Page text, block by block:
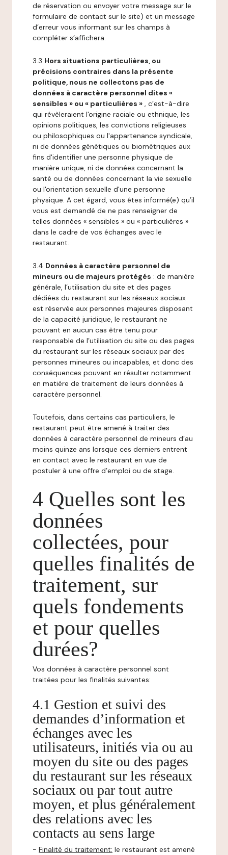
de réservation ou envoyer votre message sur le
formulaire de contact sur le site) et un message
d’erreur vous informant sur les champs à
compléter s’affichera.
3.3 Hors situations particulières, ou
précisions contraires dans la présente
politique, nous ne collectons pas de
données à caractère personnel dites «
sensibles » ou « particulières » , c’est-à-dire
qui révèleraient l'origine raciale ou ethnique, les
opinions politiques, les convictions religieuses
ou philosophiques ou l'appartenance syndicale,
ni de données génétiques ou biométriques aux
fins d'identifier une personne physique de
manière unique, ni de données concernant la
santé ou de données concernant la vie sexuelle
ou l'orientation sexuelle d'une personne
physique. A cet égard, vous êtes informé(e) qu’il
vous est demandé de ne pas renseigner de
telles données « sensibles » ou « particulières »
dans le cadre de vos échanges avec le
restaurant.
3.4 Données à caractère personnel de
mineurs ou de majeurs protégés : de manière
générale, l’utilisation du site et des pages
dédiées du restaurant sur les réseaux sociaux
est réservée aux personnes majeures disposant
de la capacité juridique, le restaurant ne
pouvant en aucun cas être tenu pour
responsable de l’utilisation du site ou des pages
du restaurant sur les réseaux sociaux par des
personnes mineures ou incapables, et donc des
conséquences pouvant en résulter notamment
en matière de traitement de leurs données à
caractère personnel.
Toutefois, dans certains cas particuliers, le
restaurant peut être amené à traiter des
données à caractère personnel de mineurs d’au
moins quinze ans lorsque ces derniers entrent
en contact avec le restaurant en vue de
postuler à une offre d’emploi ou de stage.
4 Quelles sont les
données
collectées, pour
quelles finalités de
traitement, sur
quels fondements
et pour quelles
durées?
Vos données à caractère personnel sont
traitées pour les finalités suivantes:
4.1 Gestion et suivi des
demandes d’information et
échanges avec les
utilisateurs, initiés via ou au
moyen du site ou des pages
du restaurant sur les réseaux
sociaux ou par tout autre
moyen, et plus généralement
des relations avec les
contacts au sens large
- Finalité du traitement: le restaurant est amené